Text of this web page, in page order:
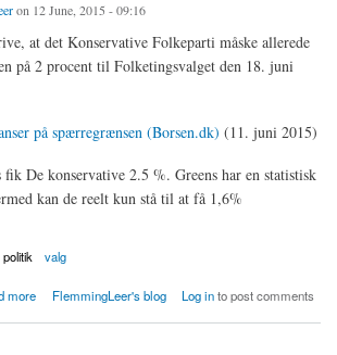
on 12 June, 2015 - 09:16
at det Konservative Folkeparti måske allerede
på 2 procent til Folketingsvalget den 18. juni
på spærregrænsen (Borsen.dk) (11. juni 2015)
De konservative 2.5 %. Greens har en statistisk
kan de reelt kun stå til at få 1,6%
politik valg
more
De konservative kan allerede være under spærregrænsen
FlemmingLeer's blog Log into post comments